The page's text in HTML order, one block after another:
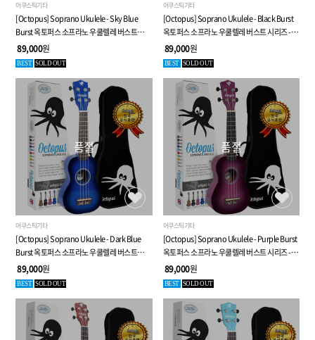
어쿠스틱기타
[Octopus] Soprano Ukulele - Sky Blue
Burst 옥토퍼스 소프라노 우쿨렐레 버스트
시리즈 - 8가지 특별 사은품
89,000원
BEST SOLD OUT
어쿠스틱기타
[Octopus] Soprano Ukulele - Black Burst
옥토퍼스 소프라노 우쿨렐레 버스트 시리즈 -
8가지 특별 사은품
89,000원
BEST SOLD OUT
품절
어쿠스틱기타
[Octopus] Soprano Ukulele - Dark Blue
Burst 옥토퍼스 소프라노 우쿨렐레 버스트
시리즈 - 8가지 특별 사은품
89,000원
BEST SOLD OUT
품절
어쿠스틱기타
[Octopus] Soprano Ukulele - Purple Burst
옥토퍼스 소프라노 우쿨렐레 버스트 시리즈 -
8가지 특별 사은품
89,000원
BEST SOLD OUT